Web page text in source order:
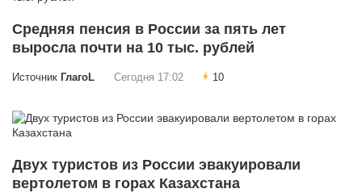
Средняя пенсия в России за пять лет
выросла почти на 10 тыс. рублей
Источник ГлагоL Сегодня 17:02 10
Двух туристов из России эвакуировали
вертолетом в горах Казахстана